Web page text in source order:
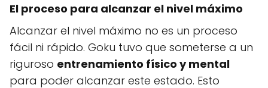
El proceso para alcanzar el nivel máximo
Alcanzar el nivel máximo no es un proceso
fácil ni rápido. Goku tuvo que someterse a un
riguroso entrenamiento físico y mental
para poder alcanzar este estado. Esto